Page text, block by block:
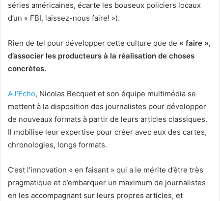
séries américaines, écarte les bouseux policiers locaux
d’un « FBI, laissez-nous faire! »).
Rien de tel pour développer cette culture que de « faire »,
d’associer les producteurs à la réalisation de choses
concrètes.
A l’Echo, Nicolas Becquet et son équipe multimédia se
mettent à la disposition des journalistes pour développer
de nouveaux formats à partir de leurs articles classiques.
Il mobilise leur expertise pour créer avec eux des cartes,
chronologies, longs formats.
C’est l’innovation « en faisant » qui a le mérite d’être très
pragmatique et d’embarquer un maximum de journalistes
en les accompagnant sur leurs propres articles, et